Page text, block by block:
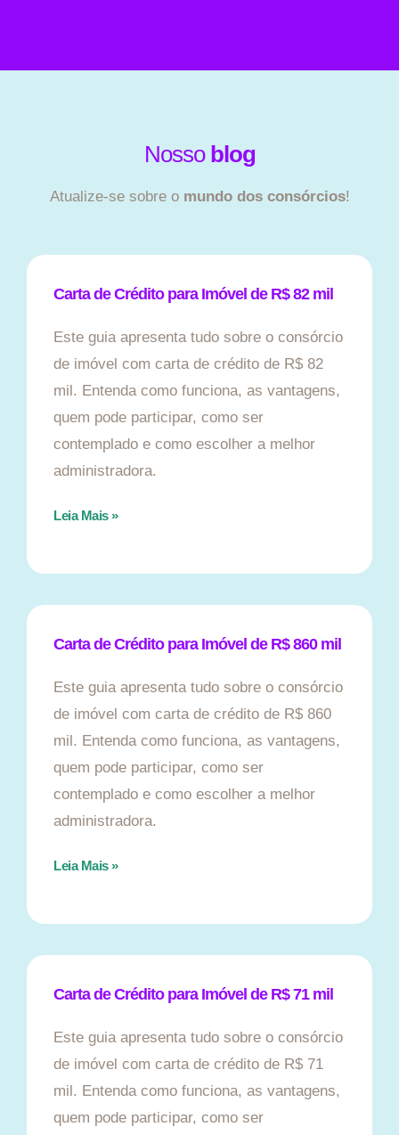
Nosso blog
Atualize-se sobre o mundo dos consórcios!
Carta de Crédito para Imóvel de R$ 82 mil
Este guia apresenta tudo sobre o consórcio
de imóvel com carta de crédito de R$ 82
mil. Entenda como funciona, as vantagens,
quem pode participar, como ser
contemplado e como escolher a melhor
administradora.
Leia Mais »
Carta de Crédito para Imóvel de R$ 860 mil
Este guia apresenta tudo sobre o consórcio
de imóvel com carta de crédito de R$ 860
mil. Entenda como funciona, as vantagens,
quem pode participar, como ser
contemplado e como escolher a melhor
administradora.
Leia Mais »
Carta de Crédito para Imóvel de R$ 71 mil
Este guia apresenta tudo sobre o consórcio
de imóvel com carta de crédito de R$ 71
mil. Entenda como funciona, as vantagens,
quem pode participar, como ser